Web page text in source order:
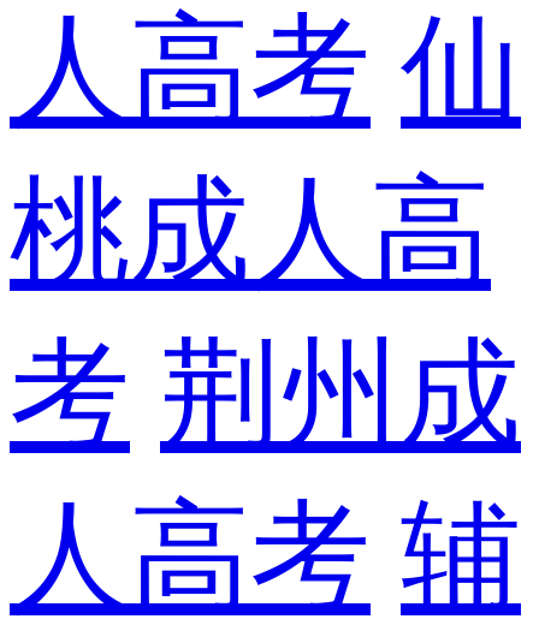
人高考 仙
桃成人高
考 荆州成
人高考 辅